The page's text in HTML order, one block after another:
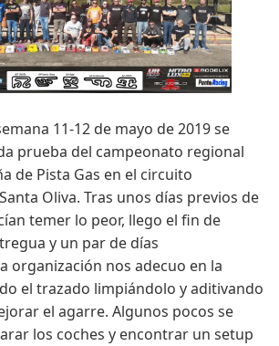
11-12 de mayo de 2019 se
prueba del campeonato regional
de Pista Gas en el circuito
Oliva. Tras unos días previos de
temer lo peor, llego el fin de
y un par de días
organización nos adecuo en la
el trazado limpiándolo y aditivando
el agarre. Algunos pocos se
los coches y encontrar un setup